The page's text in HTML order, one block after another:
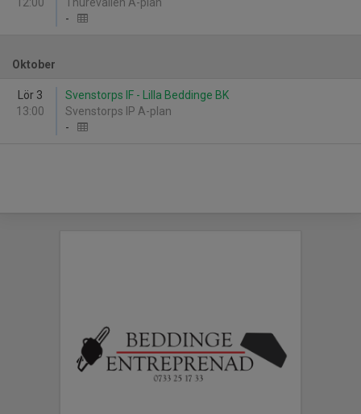
-
Oktober
Lör 3
13:00
Svenstorps IF - Lilla Beddinge BK
Svenstorps IP A-plan
-